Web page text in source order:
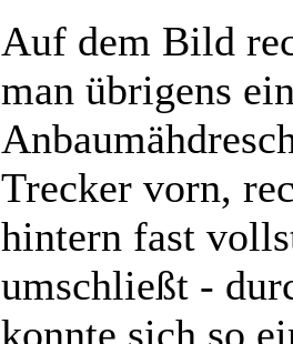
Auf dem Bild
man übrigens
Trecker vorn,
hintern fast
umschließt -
konnte sich so